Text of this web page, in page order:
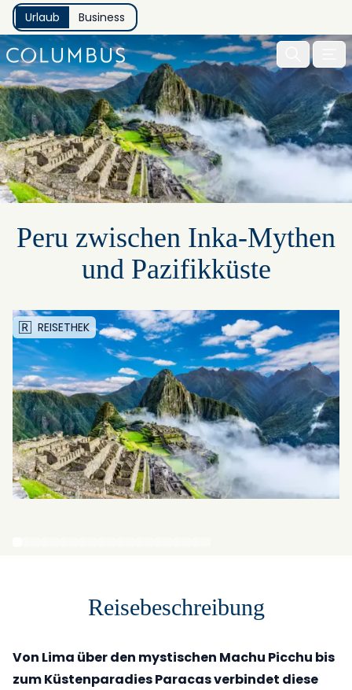
Urlaub Business
Peru zwischen Inka-Mythen
und Pazifikküste
REISETHEK
Reisebeschreibung
Von Lima über den mystischen Machu Picchu bis
zum Küstenparadies Paracas verbindet diese